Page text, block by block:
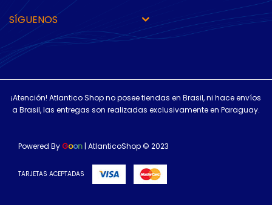
SÍGUENOS
¡Atención! Atlantico Shop no posee tiendas en Brasil, ni hace envíos
a Brasil, las entregas son realizadas exclusivamente en Paraguay.
Powered By Goon | AtlanticoShop © 2023
TARJETAS ACEPTADAS